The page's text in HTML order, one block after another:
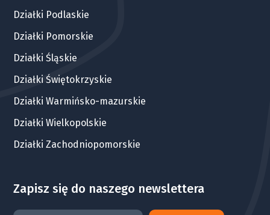
Działki Podlaskie
Działki Pomorskie
Działki Śląskie
Działki Świętokrzyskie
Działki Warmińsko-mazurskie
Działki Wielkopolskie
Działki Zachodniopomorskie
Zapisz się do naszego newslettera